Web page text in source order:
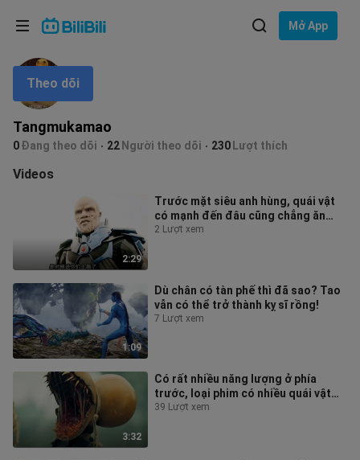
Mở App
Tangmukamao
0Đang theo dõi 22 Người theo dõi 230 Lượt thích
Theo dõi
Videos
2:29
Trước mặt siêu anh hùng, quái vật
có mạnh đến đâu cũng chẳng ăn
thua!
2 Lượt xem
1:09
Dù chân có tàn phế thì đã sao? Tao
vẫn có thể trở thành kỵ sĩ rồng!
7 Lượt xem
3:32
Có rất nhiều năng lượng ở phía
trước, loại phim có nhiều quái vật
thế này thực sự rất thú vị!
39 Lượt xem
Ngôn ngữ: Tiếng Việt
Lựa chọn ngôn ngữ
English
ภาษาไทย
Tiếng Việt
Bahasa Melayu